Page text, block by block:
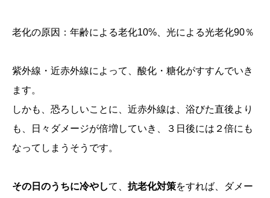
老化の原因：年齢による老化10%、光による光老化90％
紫外線・近赤外線によって、酸化・糖化がすすんでいき
ます。
しかも、恐ろしいことに、近赤外線は、浴びた直後より
も、日々ダメージが倍増していき、３日後には２倍にも
なってしまうそうです。
その日のうちに冷やして、 抗老化対策をすれば、ダメー